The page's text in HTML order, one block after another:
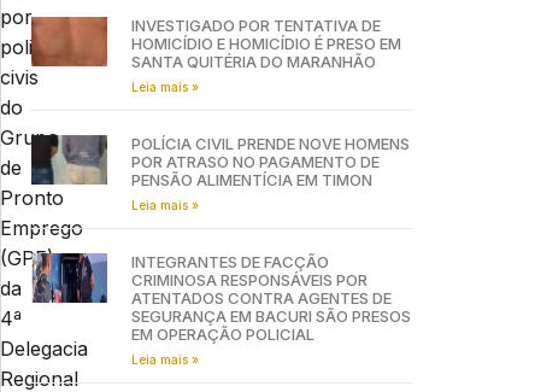
por
policiais
civis
do
Grupo
de
Pronto
Emprego
(GPE)
da
4ª
Delegacia
Regional
INVESTIGADO POR TENTATIVA DE
HOMICÍDIO E HOMICÍDIO É PRESO EM
SANTA QUITÉRIA DO MARANHÃO
Leia mais »
POLÍCIA CIVIL PRENDE NOVE HOMENS
POR ATRASO NO PAGAMENTO DE
PENSÃO ALIMENTÍCIA EM TIMON
Leia mais »
INTEGRANTES DE FACÇÃO
CRIMINOSA RESPONSÁVEIS POR
ATENTADOS CONTRA AGENTES DE
SEGURANÇA EM BACURI SÃO PRESOS
EM OPERAÇÃO POLICIAL
Leia mais »